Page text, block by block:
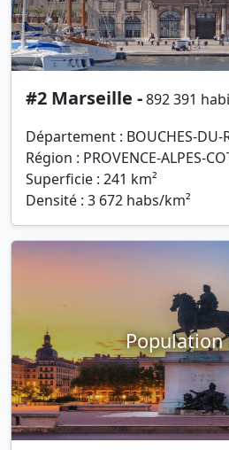
#2 Marseille -892 391
Département : BOUCHES-DU-
Région : PROVENCE-ALPES-
Superficie : 241 km²
Densité : 3 672 habs/km²
Population